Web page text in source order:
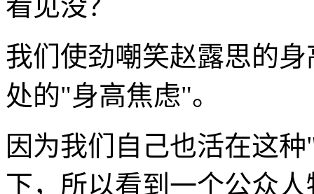
我们使劲嘲笑赵露思的
处的"身高焦虑"。
因为我们自己也活在这
下，所以看到一个公众